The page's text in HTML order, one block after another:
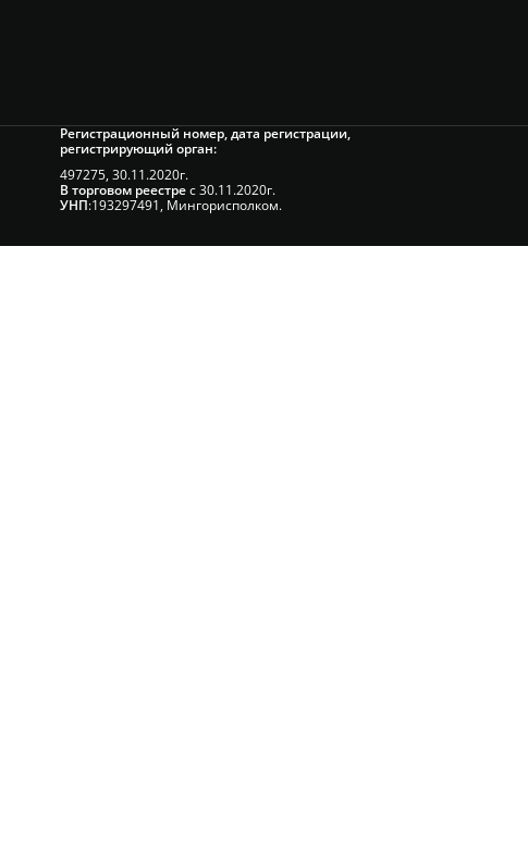
Регистрационный номер, дата регистрации,
регистрирующий орган:
497275, 30.11.2020г.
В торговом реестрес 30.11.2020г.
УНП:193297491, Мингорисполком.